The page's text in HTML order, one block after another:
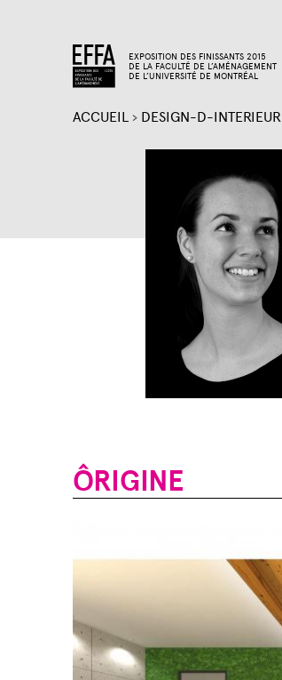
EXPOSITION DES FINISSANTS 2015
DE LA FACULTÉ DE L’AMÉNAGEMENT
DE L’UNIVERSITÉ DE MONTRÉAL
ICI
ACCUEIL › DESIGN-D-INTERIEUR
ÔRIGINE